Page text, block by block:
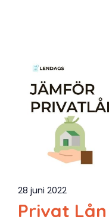
28 juni 2022
Privat